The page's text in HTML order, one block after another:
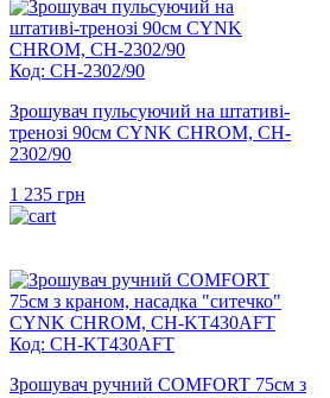
Код: CH-2302/90
Зрошувач пульсуючий на штативі-
тренозі 90см CYNK CHROM, CH-
2302/90
1 235 грн
Код: CH-KT430AFT
Зрошувач ручний COMFORT 75см з